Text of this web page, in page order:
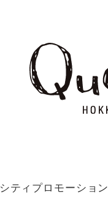
シティプロモーション